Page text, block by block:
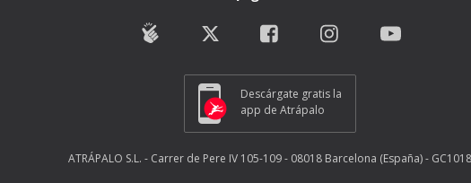
Descárgate gratis la
app de Atrápalo
ATRÁPALO S.L. - Carrer de Pere IV 105-109 - 08018 Barcelona (España) - GC1018